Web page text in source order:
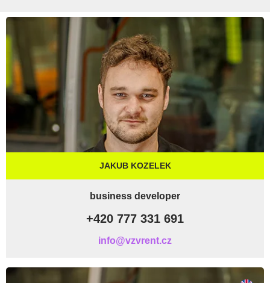
JAKUB KOZELEK
business developer
+420 777 331 691
info@vzvrent.cz